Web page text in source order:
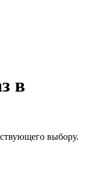
в
выбору.